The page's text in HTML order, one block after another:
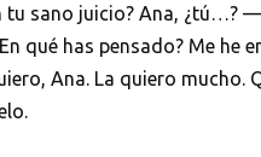
tu sano juicio? Ana, ¿tú…? —
qué has pensado? Me he
Ana. La quiero mucho.